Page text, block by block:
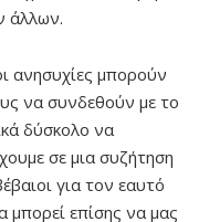
άλλων.
ανησυχίες μπορούν
να συνδεθούν με το
δύσκολο να
σε μια συζήτηση
για τον εαυτό
επίσης να μας